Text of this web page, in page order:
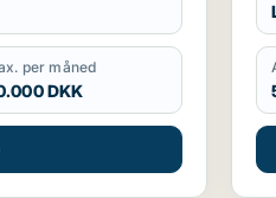
per måned
DKK